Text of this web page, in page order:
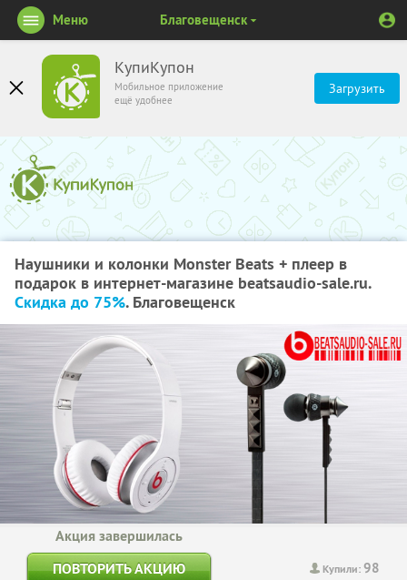
КупиКупон
Мобильное приложение
ещё удобнее
Загрузить
Меню Благовещенск
Наушники и колонки Monster Beats + плеер в
подарок в интернет-магазине beatsaudio-sale.ru.
Скидка до 75%. Благовещенск
Купили:98
Акция завершилась
ПОВТОРИТЬ АКЦИЮ